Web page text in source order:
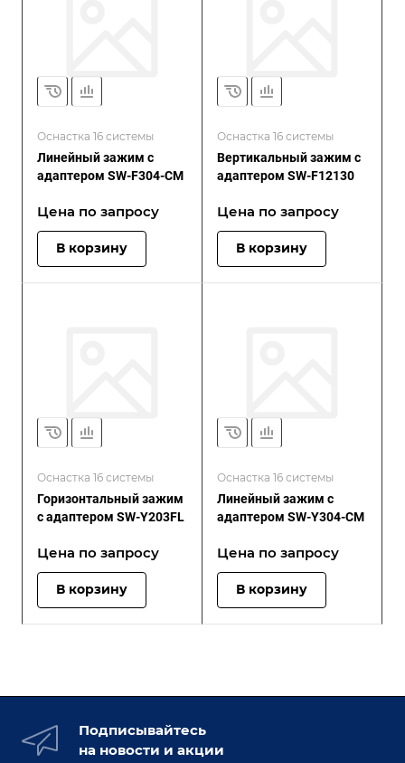
Оснастка 16 системы
Линейный зажим с
адаптером SW-F304-CM
Цена по запросу
В корзину
Оснастка 16 системы
Вертикальный зажим с
адаптером SW-F12130
Цена по запросу
В корзину
Оснастка 16 системы
Горизонтальный зажим
с адаптером SW-Y203FL
Цена по запросу
В корзину
Оснастка 16 системы
Линейный зажим с
адаптером SW-Y304-CM
Цена по запросу
В корзину
Подписывайтесь
на новости и акции